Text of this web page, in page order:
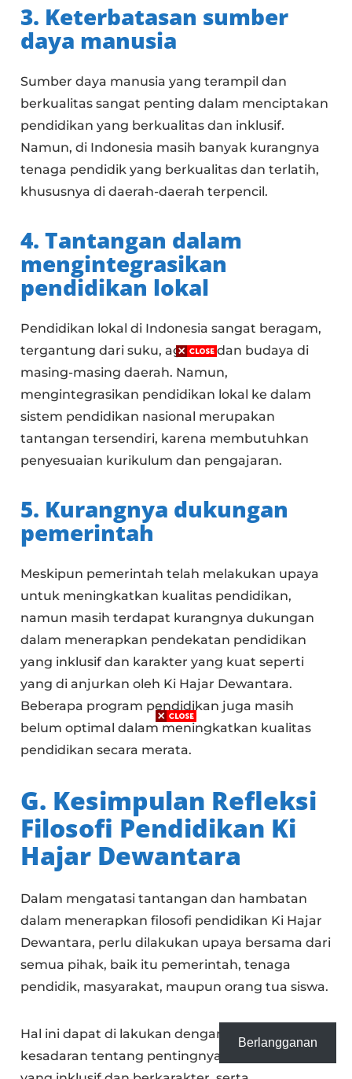
3. Keterbatasan sumber
daya manusia
Sumber daya manusia yang terampil dan
berkualitas sangat penting dalam menciptakan
pendidikan yang berkualitas dan inklusif.
Namun, di Indonesia masih banyak kurangnya
tenaga pendidik yang berkualitas dan terlatih,
khususnya di daerah-daerah terpencil.
4. Tantangan dalam
mengintegrasikan
pendidikan lokal
Pendidikan lokal di Indonesia sangat beragam,
tergantung dari suku, agama, dan budaya di
masing-masing daerah. Namun,
mengintegrasikan pendidikan lokal ke dalam
sistem pendidikan nasional merupakan
tantangan tersendiri, karena membutuhkan
penyesuaian kurikulum dan pengajaran.
5. Kurangnya dukungan
pemerintah
Meskipun pemerintah telah melakukan upaya
untuk meningkatkan kualitas pendidikan,
namun masih terdapat kurangnya dukungan
dalam menerapkan pendekatan pendidikan
yang inklusif dan karakter yang kuat seperti
yang di anjurkan oleh Ki Hajar Dewantara.
Beberapa program pendidikan juga masih
belum optimal dalam meningkatkan kualitas
pendidikan secara merata.
G. Kesimpulan Refleksi
Filosofi Pendidikan Ki
Hajar Dewantara
Dalam mengatasi tantangan dan hambatan
dalam menerapkan filosofi pendidikan Ki Hajar
Dewantara, perlu dilakukan upaya bersama dari
semua pihak, baik itu pemerintah, tenaga
pendidik, masyarakat, maupun orang tua siswa.
Hal ini dapat di lakukan dengan meningkatkan
kesadaran tentang pentingnya pendidikan
Berlangganan